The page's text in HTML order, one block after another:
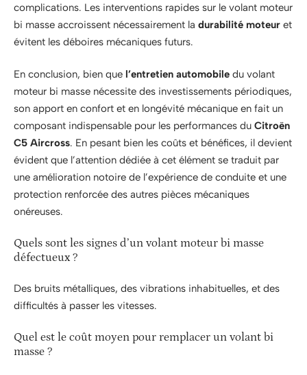
complications. Les interventions rapides sur le volant moteur
bi masse accroissent nécessairement la durabilité moteur et
évitent les déboires mécaniques futurs.
En conclusion, bien que l’entretien automobile du volant
moteur bi masse nécessite des investissements périodiques,
son apport en confort et en longévité mécanique en fait un
composant indispensable pour les performances du Citroën
C5 Aircross. En pesant bien les coûts et bénéfices, il devient
évident que l’attention dédiée à cet élément se traduit par
une amélioration notoire de l’expérience de conduite et une
protection renforcée des autres pièces mécaniques
onéreuses.
Quels sont les signes d’un volant moteur bi masse
défectueux ?
Des bruits métalliques, des vibrations inhabituelles, et des
difficultés à passer les vitesses.
Quel est le coût moyen pour remplacer un volant bi
masse ?